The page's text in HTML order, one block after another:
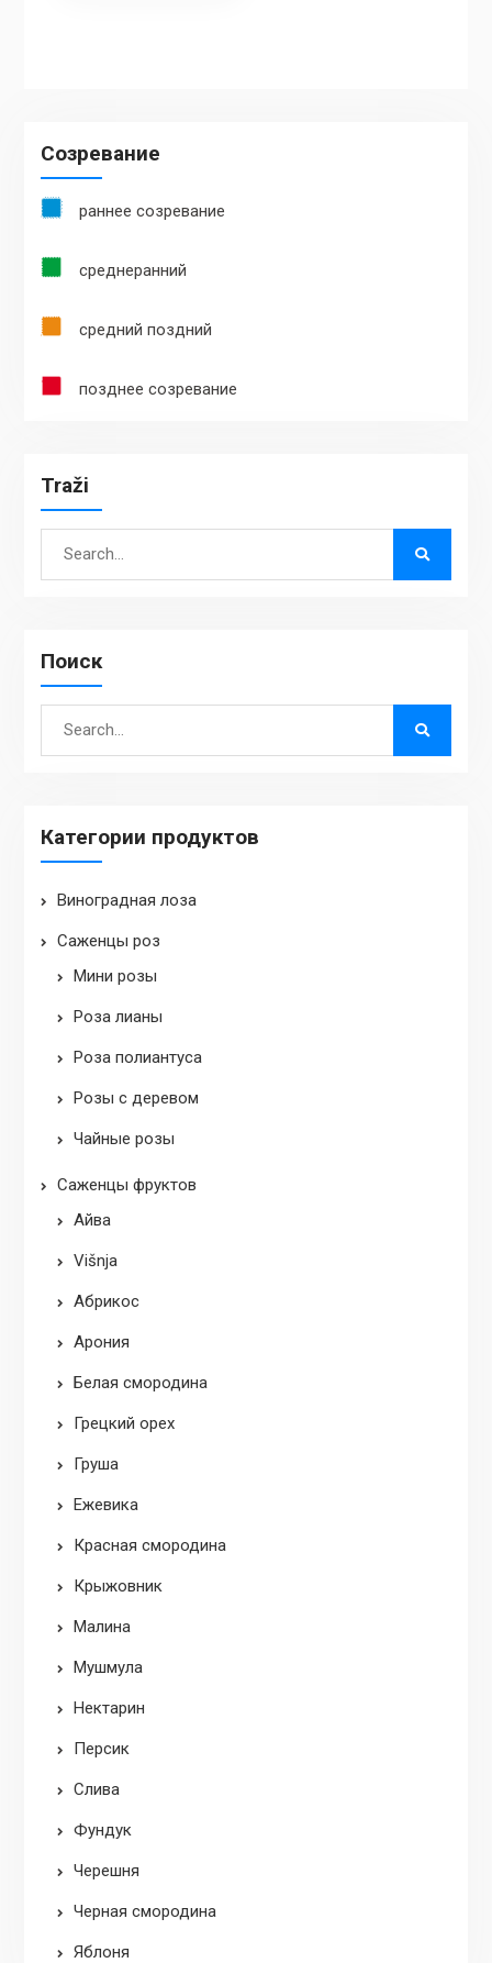
Созревание
раннее созревание
среднеранний
средний поздний
позднее созревание
Traži
Search
Поиск
Search
Категории продуктов
Виноградная лоза
Саженцы роз
Mини розы
Роза лианы
Роза полиантуса
Розы с деревом
Чайные розы
Саженцы фруктов
Aйва
Višnja
Абрикос
Арония
Белая смородина
Грецкий орех
Груша
Ежевика
Красная смородина
Крыжовник
Малина
Мушмула
Нектарин
Персик
Слива
Фундук
Черешня
Черная смородина
Яблоня